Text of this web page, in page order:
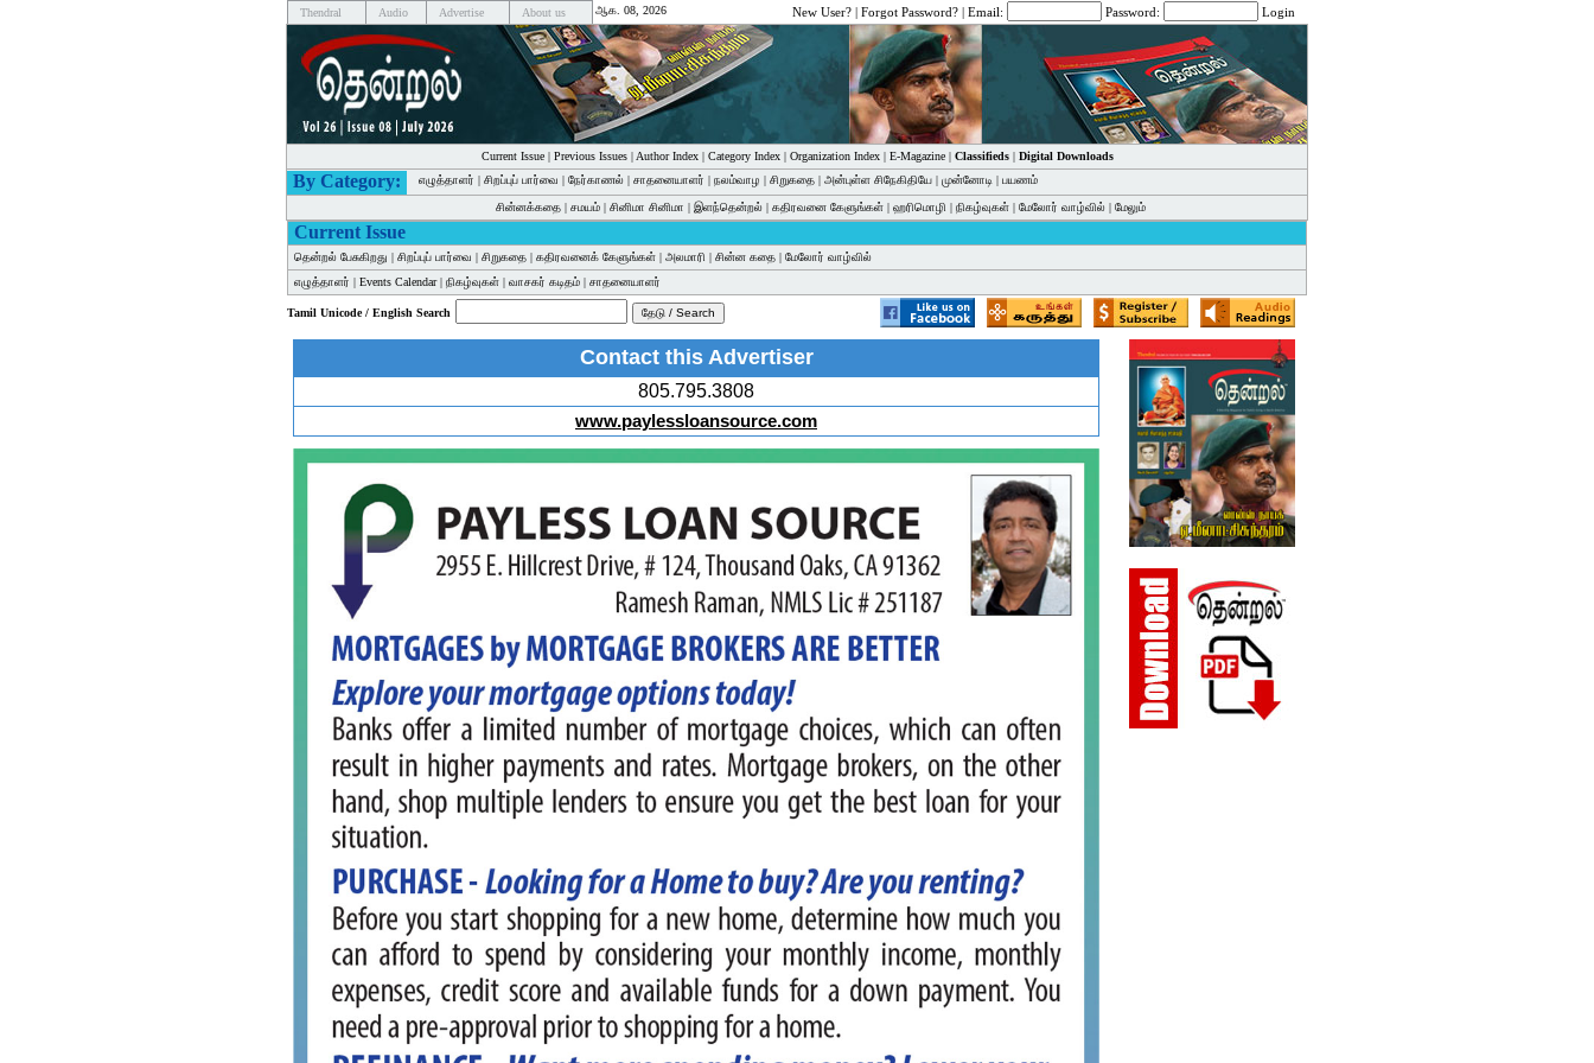
Thendral Audio Advertise About us ஆக. 08, 2026 New User? | Forgot Password? | Email: Password: Login
Current Issue| Previous Issues| Author Index| Category Index| Organization Index| E-Magazine| Classifieds| Digital Downloads
By Category: எழுத்தாளர் | சிறப்புப் பார்வை | நேர்காணல் | சாதனையாளர் | நலம்வாழ | சிறுகதை | அன்புள்ள சிநேகிதியே | முன்னோடி | பயணம்
சின்னக்கதை | சமயம் | சினிமா சினிமா | இளந்தென்றல் | கதிரவனை கேளுங்கள் | ஹரிமொழி | நிகழ்வுகள் | மேலோர் வாழ்வில் | மேலும்
Current Issue
தென்றல் பேசுகிறது | சிறப்புப் பார்வை | சிறுகதை | கதிரவனைக் கேளுங்கள் | அலமாரி | சின்ன கதை | மேலோர் வாழ்வில்
எழுத்தாளர் | Events Calendar| நிகழ்வுகள் | வாசகர் கடிதம் | சாதனையாளர்
Tamil Unicode / English Search
Contact this Advertiser
805.795.3808
www.paylessloansource.com